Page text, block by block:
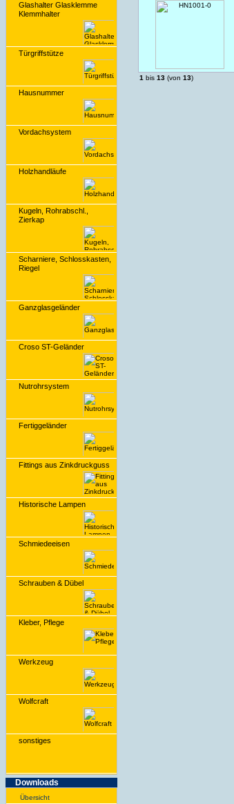
Glashalter Glasklemme
Klemmhalter
Türgriffstütze
Hausnummer
Vordachsystem
Holzhandläufe
Kugeln, Rohrabschl.,
Zierkap
Scharniere, Schlosskasten,
Riegel
Ganzglasgeländer
Croso ST-Geländer
Nutrohrsystem
Fertiggeländer
Fittings aus Zinkdruckguss
Historische Lampen
Schmiedeeisen
Schrauben & Dübel
Kleber, Pflege
Werkzeug
Wolfcraft
sonstiges
Downloads
Übersicht
1 bis 13 (von 13)